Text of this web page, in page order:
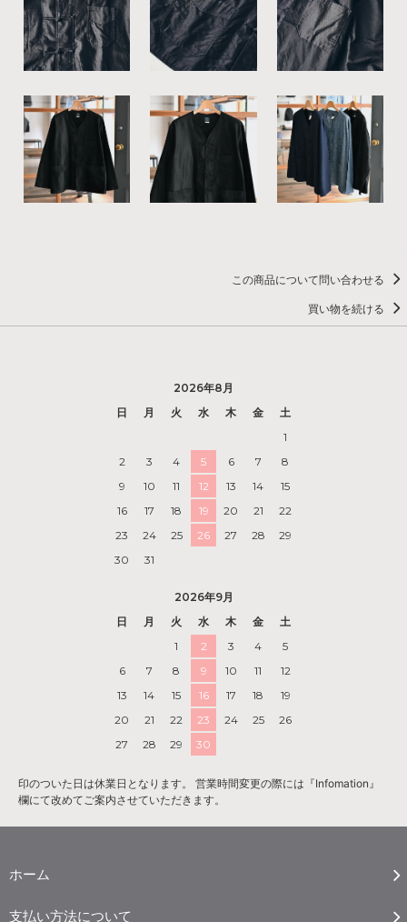
この商品について問い合わせる
買い物を続ける
2026年8月
日
月 火 水 木 金
土
1
2
3 4 5 6 7
8
9
10 11 12 13 14
15
16
17 18 19 20 21
22
23
24 25 26 27 28
29
30
31
2026年9月
日
月 火 水 木 金
土
1
2 3 4
5
6
7 8 9 10 11
12
13
14 15 16 17 18
19
20
21 22 23 24 25
26
27
28 29 30
印のついた日は休業日となります。 営業時間変更の際には『Infomation』
欄にて改めてご案内させていただきます。
ホーム
支払い方法について